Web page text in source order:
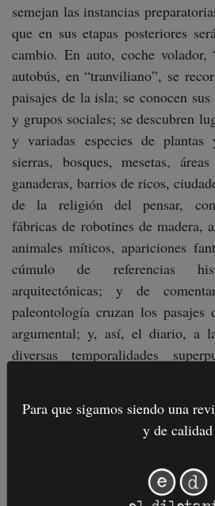
semejan las instancias
que en sus etapas posteriores
cambio. En auto, coche volador,
autobús, en “tranviliano”, se
paisajes de la isla; se conocen
y grupos sociales; se descubren
y variadas especies de plantas
sierras, bosques, mesetas,
ganaderas, barrios de ricos,
de la religión del pensar,
fábricas de robotines de madera,
animales míticos, apariciones
cúmulo de referencias
arquitectónicas; y de
paleontología cruzan los
argumental; y, así, el diario, a
diversas temporalidades
El viaje –donde, por distintas
otras travesías literarias (Martín
Adán Buenosayres, Dante,
Para que sigamos siendo una
y de calidad